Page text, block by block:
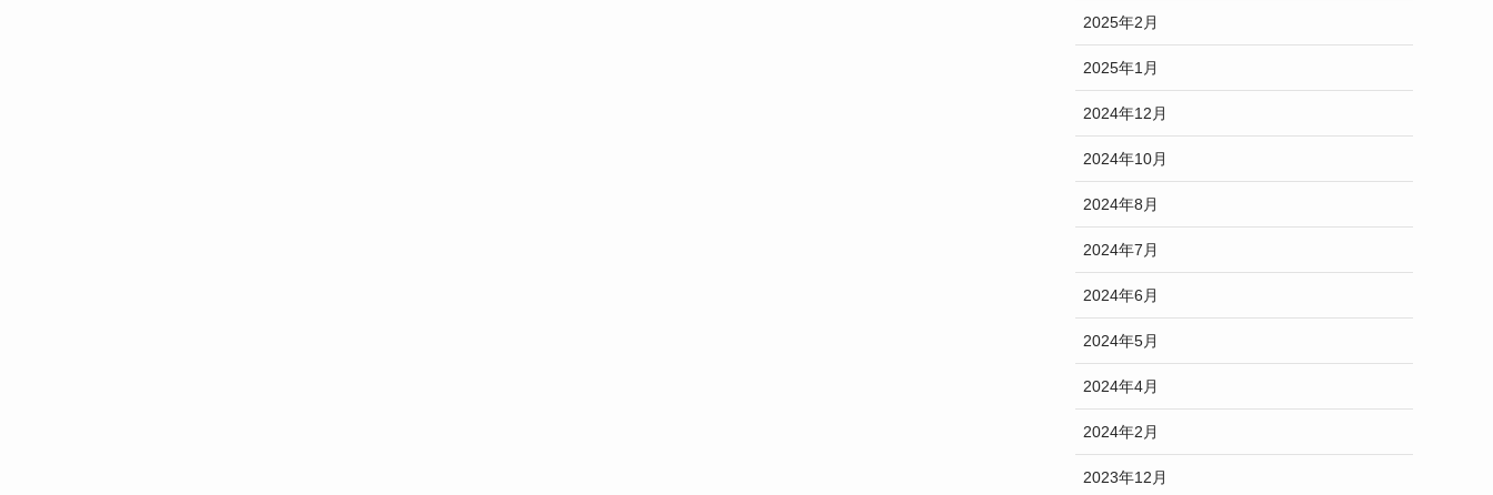
2025年2月
2025年1月
2024年12月
2024年10月
2024年8月
2024年7月
2024年6月
2024年5月
2024年4月
2024年2月
2023年12月